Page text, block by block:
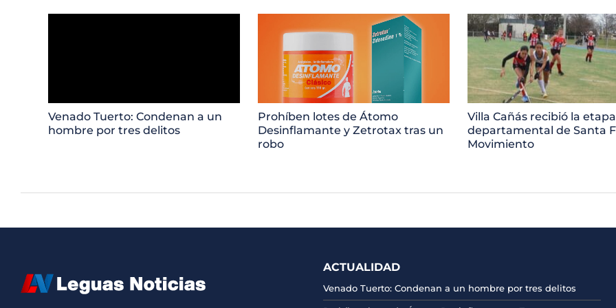
Venado Tuerto: Condenan a un
hombre por tres delitos
Prohíben lotes de Átomo
Desinflamante y Zetrotax tras un
robo
Villa Cañás recibió la etapa
departamental de Santa
Movimiento
ACTUALIDAD
Venado Tuerto: Condenan a un hombre por tres delitos